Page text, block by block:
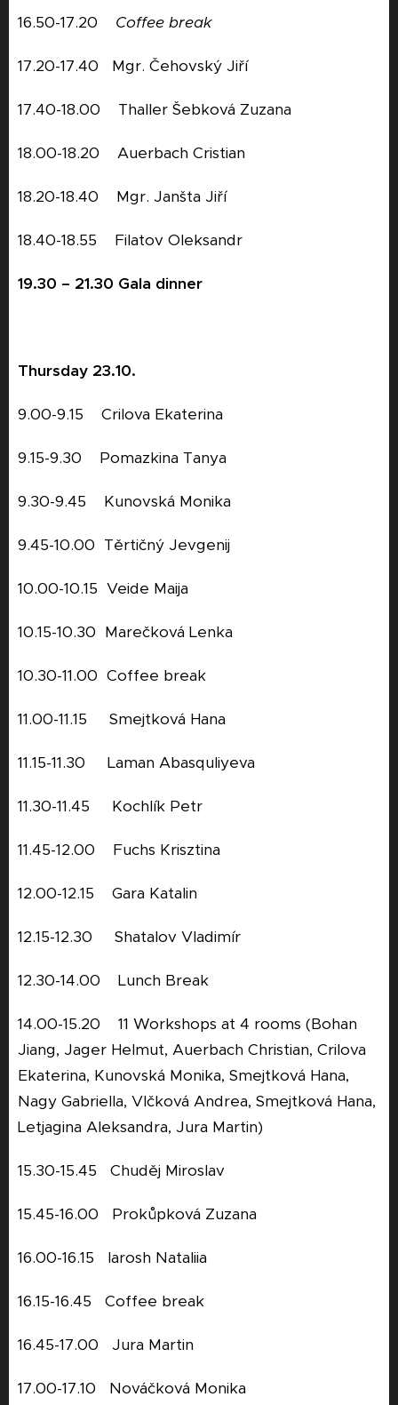
16.50-17.20 Coffee break
17.20-17.40 Mgr. Čehovský Jiří
17.40-18.00 Thaller Šebková Zuzana
18.00-18.20 Auerbach Cristian
18.20-18.40 Mgr. Janšta Jiří
18.40-18.55 Filatov Oleksandr
19.30 – 21.30 Gala dinner
Thursday 23.10.
9.00-9.15 Crilova Ekaterina
9.15-9.30 Pomazkina Tanya
9.30-9.45 Kunovská Monika
9.45-10.00 Těrtičný Jevgenij
10.00-10.15 Veide Maija
10.15-10.30 Marečková Lenka
10.30-11.00 Coffee break
11.00-11.15 Smejtková Hana
11.15-11.30 Laman Abasquliyeva
11.30-11.45 Kochlík Petr
11.45-12.00 Fuchs Krisztina
12.00-12.15 Gara Katalin
12.15-12.30 Shatalov Vladimír
12.30-14.00 Lunch Break
14.00-15.20 11 Workshops at 4 rooms (Bohan
Jiang, Jager Helmut, Auerbach Christian, Crilova
Ekaterina, Kunovská Monika, Smejtková Hana,
Nagy Gabriella, Vlčková Andrea, Smejtková Hana,
Letjagina Aleksandra, Jura Martin)
15.30-15.45 Chuděj Miroslav
15.45-16.00 Prokůpková Zuzana
16.00-16.15 Iarosh Nataliia
16.15-16.45 Coffee break
16.45-17.00 Jura Martin
17.00-17.10 Nováčková Monika